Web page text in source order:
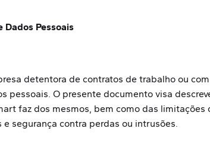
Dados Pessoais
detentora de contratos de trabalho ou
pessoais. O presente documento visa
faz dos mesmos, bem como das
segurança contra perdas ou intrusões.